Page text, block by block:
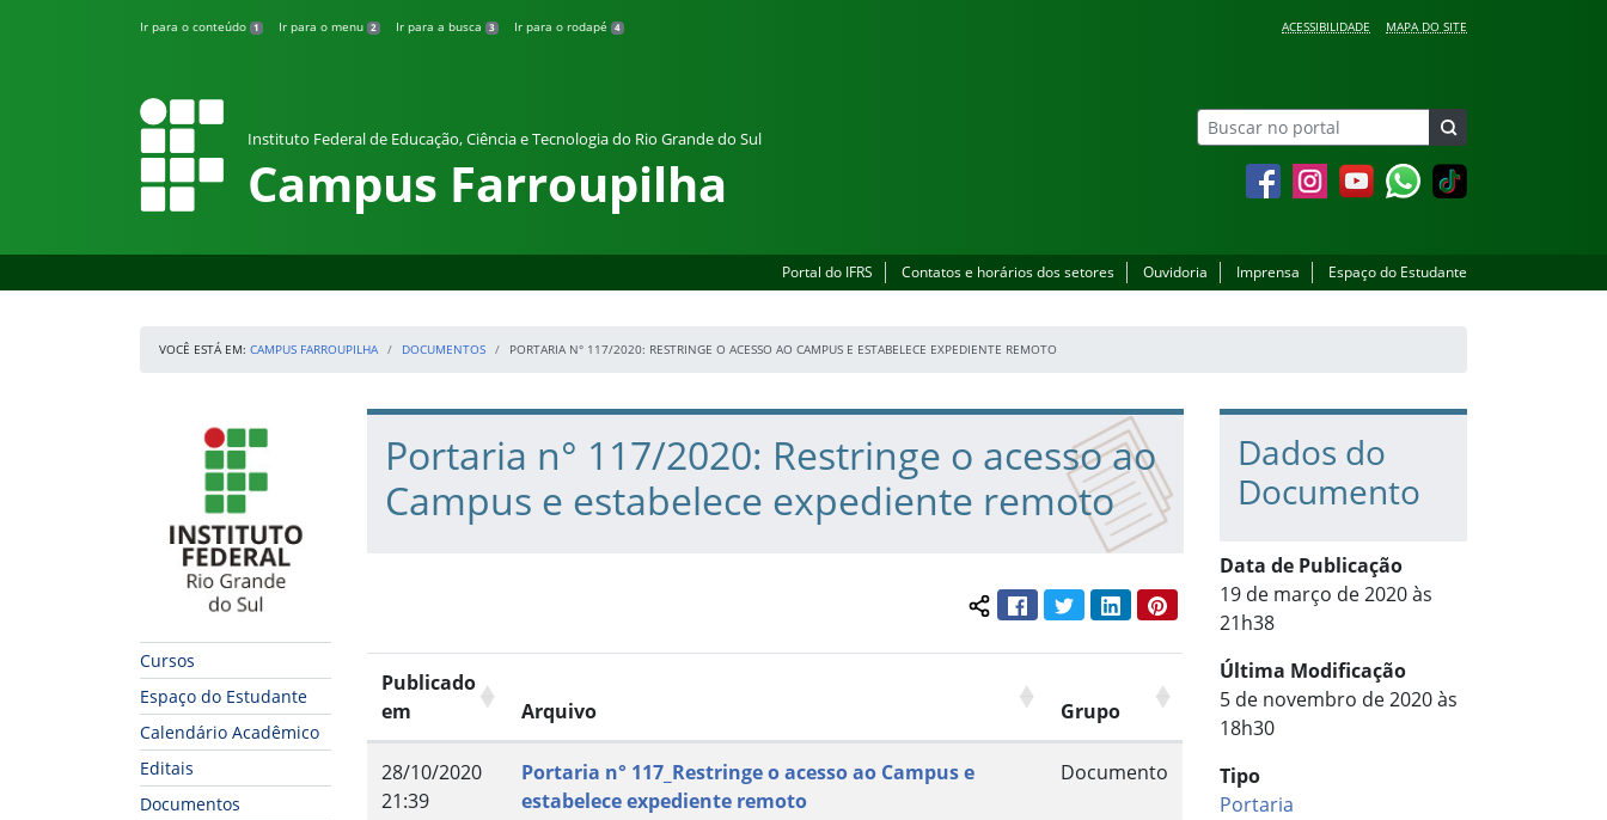
Ir para o conteúdo 1 Ir para o menu 2 Ir para a busca 3 Ir para o rodapé 4 ACESSIBILIDADE MAPA DO SITE
Instituto Federal de Educação, Ciência e Tecnologia do Rio Grande do Sul
Campus Farroupilha FacebookInstagramYouTubeWhatsapp
Portal do IFRS Contatos e horários dos setores Ouvidoria Imprensa Espaço do Estudante
VOCÊ ESTÁ EM: CAMPUS FARROUPILHA DOCUMENTOS PORTARIA N° 117/2020: RESTRINGE O ACESSO AO CAMPUS E ESTABELECE EXPEDIENTE REMOTO
Início da navegação
Cursos
Espaço do Estudante
Calendário Acadêmico
Editais
Documentos
Início do conteúdo
Portaria n° 117/2020: Restringe o acesso ao
Campus e estabelece expediente remoto
Compartilhar conteúdo:
FacebookTwitterLinkedInPinterest
Publicado
em
Arquivo Grupo
28/10/2020
21:39
Portaria n° 117_Restringe o acesso ao Campus e
estabelece expediente remoto
Documento
Dados do
Documento
Data de Publicação
19 de março de 2020 às
21h38
Última Modificação
5 de novembro de 2020 às
18h30
Tipo
Portaria